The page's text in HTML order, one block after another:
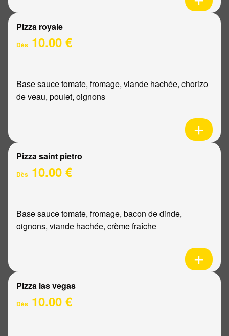
Pizza royale
Dès 10.00 €
Base sauce tomate, fromage, viande hachée, chorizo
de veau, poulet, oignons
Pizza saint pietro
Dès 10.00 €
Base sauce tomate, fromage, bacon de dinde,
oignons, viande hachée, crème fraîche
Pizza las vegas
Dès 10.00 €